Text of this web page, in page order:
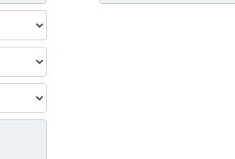
C13 450 kVA
İstiyorum
Detay